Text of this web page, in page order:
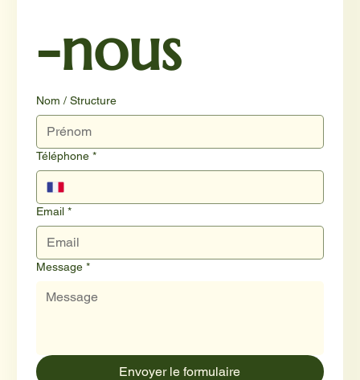
-nous
Nom / Structure
Téléphone *
Email *
Message *
Envoyer le formulaire